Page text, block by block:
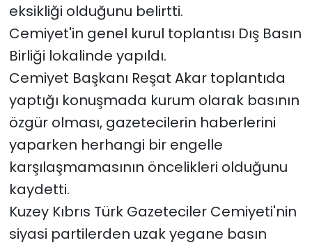
eksikliği olduğunu belirtti.
Cemiyet'in genel kurul toplantısı Dış Basın
Birliği lokalinde yapıldı.
Cemiyet Başkanı Reşat Akar toplantıda
yaptığı konuşmada kurum olarak basının
özgür olması, gazetecilerin haberlerini
yaparken herhangi bir engelle
karşılaşmamasının öncelikleri olduğunu
kaydetti.
Kuzey Kıbrıs Türk Gazeteciler Cemiyeti'nin
siyasi partilerden uzak yegane basın